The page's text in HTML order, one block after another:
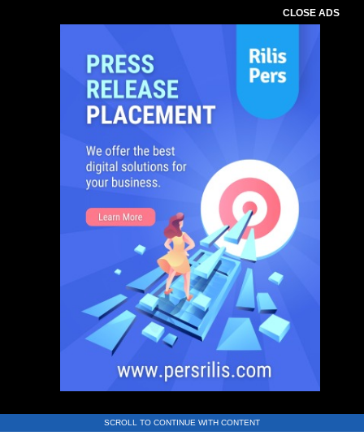
CLOSE ADS
SCROLL TO CONTINUE WITH CONTENT